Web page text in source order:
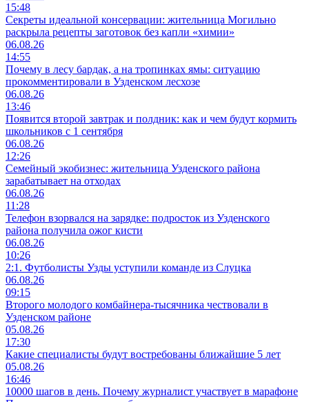
15:48
Секреты идеальной консервации: жительница Могильно
раскрыла рецепты заготовок без капли «химии»
06.08.26
14:55
Почему в лесу бардак, а на тропинках ямы: ситуацию
прокомментировали в Узденском лесхозе
06.08.26
13:46
Появится второй завтрак и полдник: как и чем будут кормить
школьников с 1 сентября
06.08.26
12:26
Семейный экобизнес: жительница Узденского района
зарабатывает на отходах
06.08.26
11:28
Телефон взорвался на зарядке: подросток из Узденского
района получила ожог кисти
06.08.26
10:26
2:1. Футболисты Узды уступили команде из Слуцка
06.08.26
09:15
Второго молодого комбайнера-тысячника чествовали в
Узденском районе
05.08.26
17:30
Какие специалисты будут востребованы ближайшие 5 лет
05.08.26
16:46
10000 шагов в день. Почему журналист участвует в марафоне